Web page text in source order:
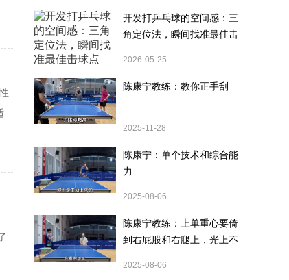
开发打乒乓球的空间感：三
角定位法，瞬间找准最佳击
2026-05-25
陈康宁教练：教你正手刮
2025-11-28
陈康宁：单个技术和综合能
力
2025-08-06
陈康宁教练：上单重心要倚
到右屁股和右腿上，光上不
2025-08-06